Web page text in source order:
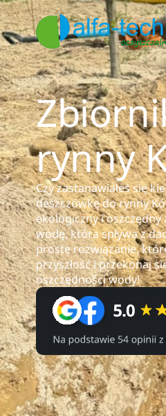
rynny
Czy zastanawiałeś się
deszczówkę do rynny
ekologiczny i
wodę, która spływa z
proste rozwiązanie,
przyszłość i przekonaj
oszczędności wody!